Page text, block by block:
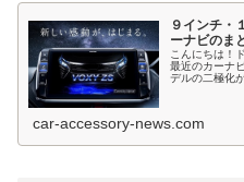
９インチ・
ーナビのま
こんにちは！
最近のカーナ
デルの二極化
car-accessory-news.com